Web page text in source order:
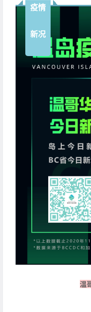
疫情
新况
温